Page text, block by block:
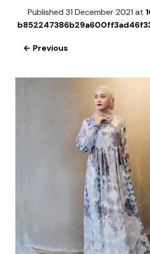
Published 31 December 2021 at
← Previous